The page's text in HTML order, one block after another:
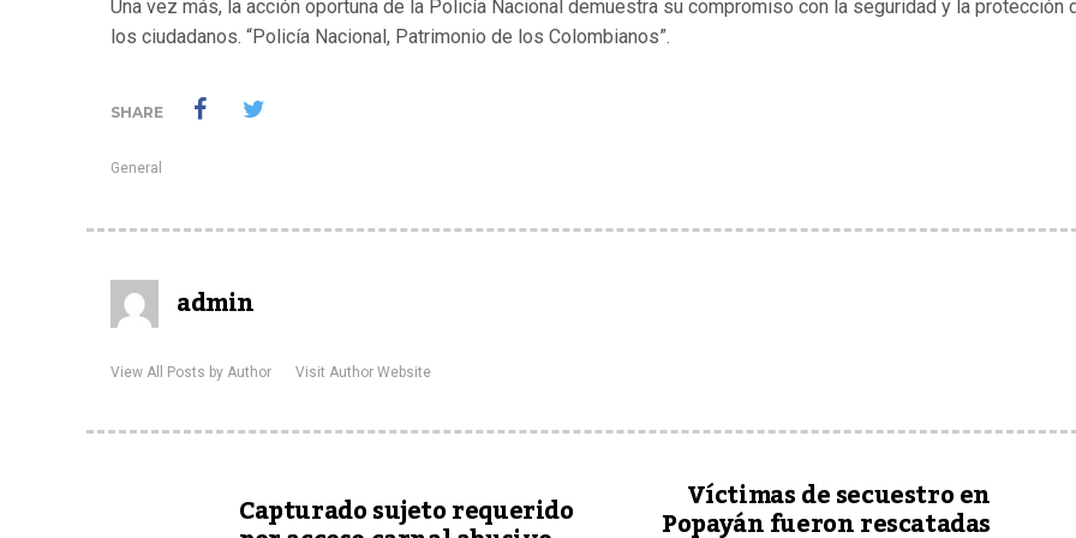
Una vez más, la acción oportuna de la Policía Nacional demuestra su compromiso con la seguridad y la protección
los ciudadanos. “Policía Nacional, Patrimonio de los Colombianos”.
SHARE
General
admin
View All Posts by Author Visit Author Website
Capturado sujeto requerido Víctimas de secuestro en
Popayán fueron rescatadas